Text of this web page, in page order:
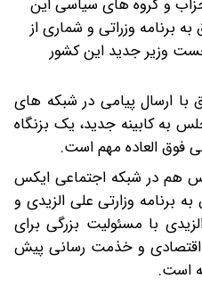
برنامه وزراتی و شماری از
وزیر جدید این کشور
با ارسال پیامی در شبکه های
به کابینه جدید، یک بزنگاه
فوق العاده مهم است.
هم در شبکه اجتماعی ایکس
برنامه وزارتی علی الزیدی و
با مسئولیت بزرگی برای
اقتصادی و خذمت رسانی پیش
است.